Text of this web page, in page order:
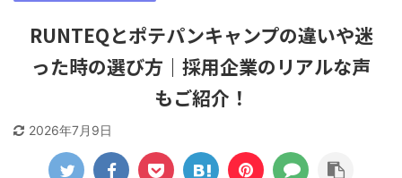
RUNTEQとポテパンキャンプの違いや迷
った時の選び方｜採用企業のリアルな声
もご紹介！
2026年7月9日